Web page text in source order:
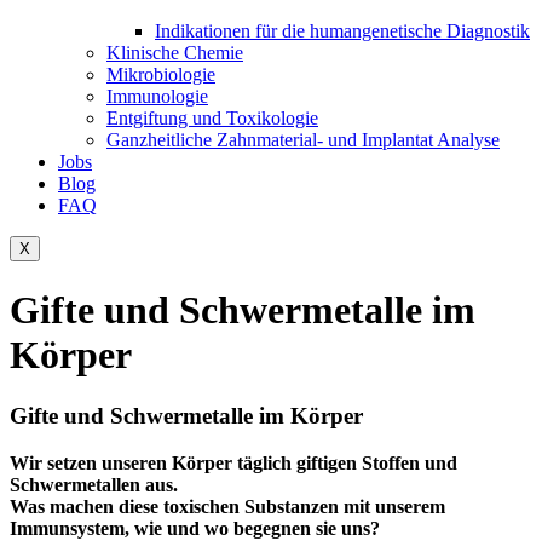
Indikationen für die humangenetische Diagnostik
Klinische Chemie
Mikrobiologie
Immunologie
Entgiftung und Toxikologie
Ganzheitliche Zahnmaterial- und Implantat Analyse
Jobs
Blog
FAQ
X
Gifte und Schwermetalle im
Körper
Gifte und Schwermetalle im Körper
Wir setzen unseren Körper täglich giftigen Stoffen und
Schwermetallen aus.
Was machen diese toxischen Substanzen mit unserem
Immunsystem, wie und wo begegnen sie uns?